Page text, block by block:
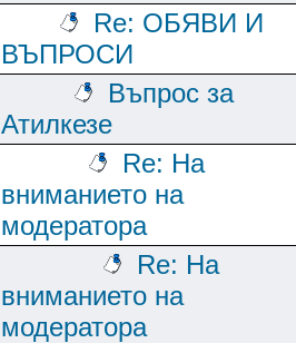
Re: ОБЯВИ И
ВЪПРОСИ
Въпрос за
Атилкезе
Re: На
вниманието на
модератора
Re: На
вниманието на
модератора